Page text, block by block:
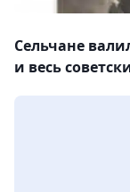
Сельчане
и весь